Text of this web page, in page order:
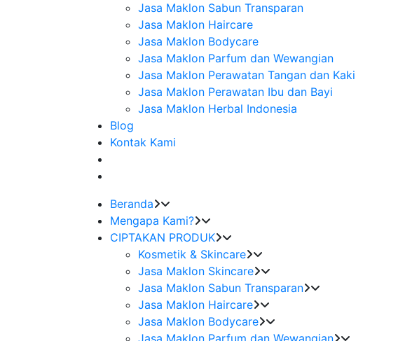
Jasa Maklon Sabun Transparan
Jasa Maklon Haircare
Jasa Maklon Bodycare
Jasa Maklon Parfum dan Wewangian
Jasa Maklon Perawatan Tangan dan Kaki
Jasa Maklon Perawatan Ibu dan Bayi
Jasa Maklon Herbal Indonesia
Blog
Kontak Kami
Beranda
Mengapa Kami?
CIPTAKAN PRODUK
Kosmetik & Skincare
Jasa Maklon Skincare
Jasa Maklon Sabun Transparan
Jasa Maklon Haircare
Jasa Maklon Bodycare